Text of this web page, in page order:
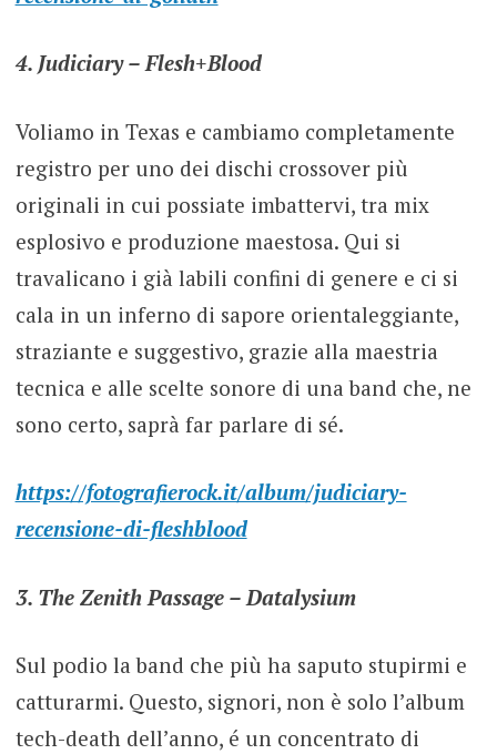
4. Judiciary – Flesh+Blood
Voliamo in Texas e cambiamo completamente
registro per uno dei dischi crossover più
originali in cui possiate imbattervi, tra mix
esplosivo e produzione maestosa. Qui si
travalicano i già labili confini di genere e ci si
cala in un inferno di sapore orientaleggiante,
straziante e suggestivo, grazie alla maestria
tecnica e alle scelte sonore di una band che, ne
sono certo, saprà far parlare di sé.
https://fotografierock.it/album/judiciary-
recensione-di-fleshblood
3. The Zenith Passage – Datalysium
Sul podio la band che più ha saputo stupirmi e
catturarmi. Questo, signori, non è solo l’album
tech-death dell’anno, é un concentrato di